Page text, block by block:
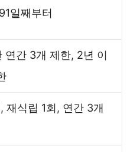
일째부터
연간 3개 제한, 2년 이
재식립 1회, 연간 3개